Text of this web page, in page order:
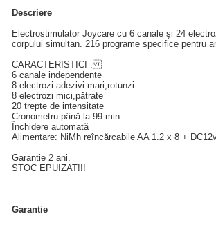
Descriere
Electrostimulator Joycare cu 6 canale şi 24
corpului simultan. 216 programe specifice pentru
CARACTERISTICI :
6 canale independente
8 electrozi adezivi mari,rotunzi
8 electrozi mici,pătrate
20 trepte de intensitate
Cronometru până la 99 min
Închidere automată
Alimentare: NiMh reîncărcabile AA 1.2 x 8 +
Garantie 2 ani.
STOC EPUIZAT!!!
Garantie